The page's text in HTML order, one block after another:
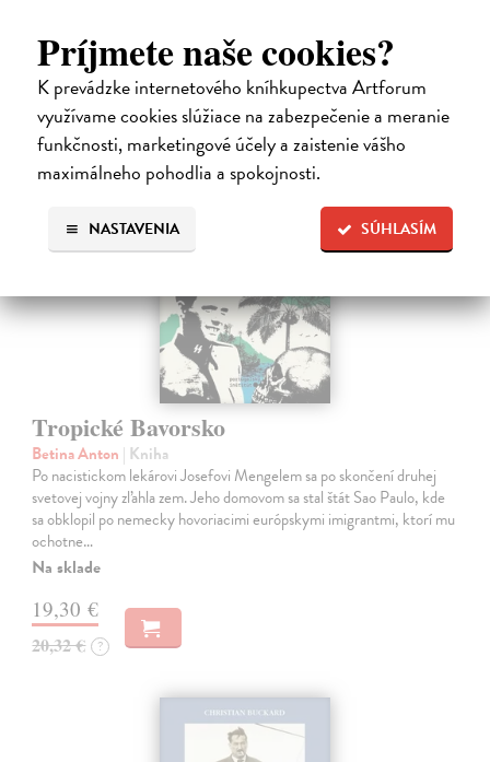
Príjmete naše cookies?
K prevádzke internetového kníhkupectva Artforum
využívame cookies slúžiace na zabezpečenie a meranie
funkčnosti, marketingové účely a zaistenie vášho
maximálneho pohodlia a spokojnosti.
SÚHLASÍM
NASTAVENIA
12,92 €
13,60 € ?
Tropické Bavorsko
Betina Anton | Kniha
Po nacistickom lekárovi Josefovi Mengelem sa po skončení druhej
svetovej vojny zľahla zem. Jeho domovom sa stal štát Sao Paulo, kde
sa obklopil po nemecky hovoriacimi európskymi imigrantmi, ktorí mu
ochotne…
Na sklade
19,30 €
20,32 € ?